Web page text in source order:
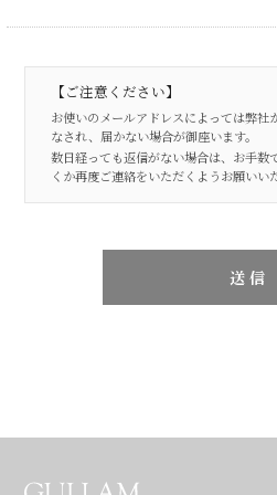
【ご注意ください】
お使いのメールアドレスによっては弊社
なされ、届かない場合が御座います。
数日経っても返信がない場合は、お手数
くか再度ご連絡をいただくようお願いい